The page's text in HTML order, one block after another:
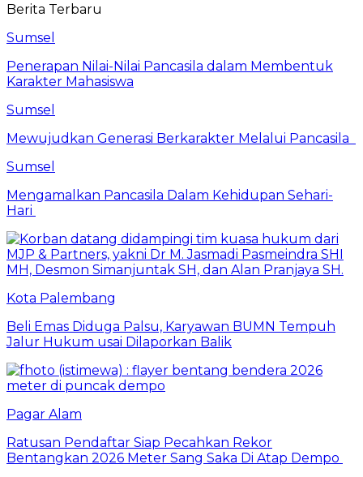
Berita Terbaru
Sumsel
Penerapan Nilai-Nilai Pancasila dalam Membentuk
Karakter Mahasiswa
Sumsel
Mewujudkan Generasi Berkarakter Melalui Pancasila
Sumsel
Mengamalkan Pancasila Dalam Kehidupan Sehari-
Hari
Kota Palembang
Beli Emas Diduga Palsu, Karyawan BUMN Tempuh
Jalur Hukum usai Dilaporkan Balik
Pagar Alam
Ratusan Pendaftar Siap Pecahkan Rekor
Bentangkan 2026 Meter Sang Saka Di Atap Dempo